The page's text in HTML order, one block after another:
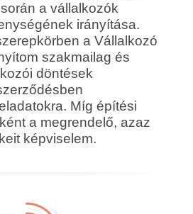
a vállalkozók
irányítása.
a Vállalkozó
szakmailag és
döntések
Míg építési
a megrendelő, azaz
képviselem.